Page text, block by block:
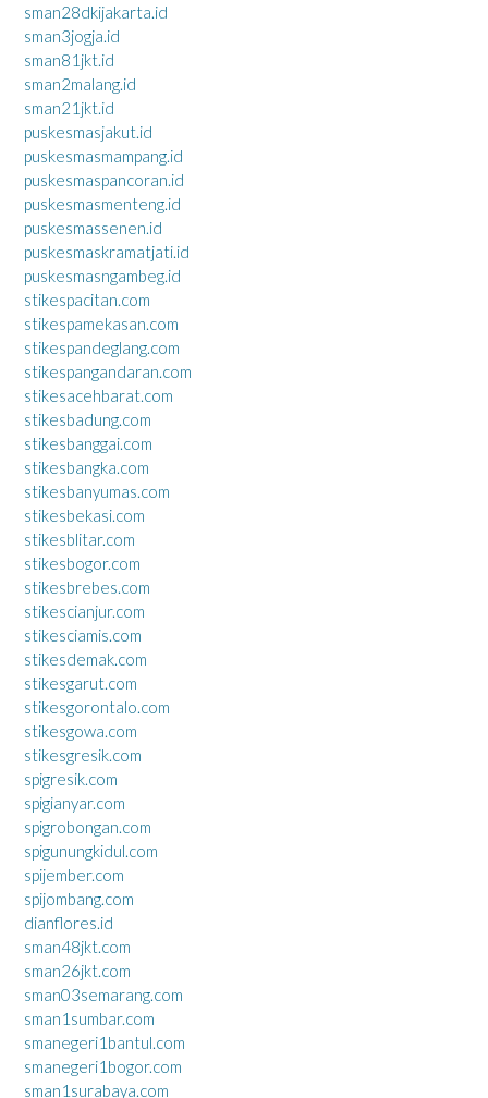
sman28dkijakarta.id
sman3jogja.id
sman81jkt.id
sman2malang.id
sman21jkt.id
puskesmasjakut.id
puskesmasmampang.id
puskesmaspancoran.id
puskesmasmenteng.id
puskesmassenen.id
puskesmaskramatjati.id
puskesmasngambeg.id
stikespacitan.com
stikespamekasan.com
stikespandeglang.com
stikespangandaran.com
stikesacehbarat.com
stikesbadung.com
stikesbanggai.com
stikesbangka.com
stikesbanyumas.com
stikesbekasi.com
stikesblitar.com
stikesbogor.com
stikesbrebes.com
stikescianjur.com
stikesciamis.com
stikesdemak.com
stikesgarut.com
stikesgorontalo.com
stikesgowa.com
stikesgresik.com
spigresik.com
spigianyar.com
spigrobongan.com
spigunungkidul.com
spijember.com
spijombang.com
dianflores.id
sman48jkt.com
sman26jkt.com
sman03semarang.com
sman1sumbar.com
smanegeri1bantul.com
smanegeri1bogor.com
sman1surabaya.com